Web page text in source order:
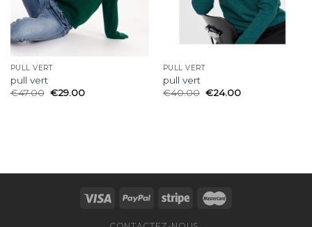
PULL VERT
pull vert
€47.00 €29.00
PULL VERT
pull vert
€40.00 €24.00